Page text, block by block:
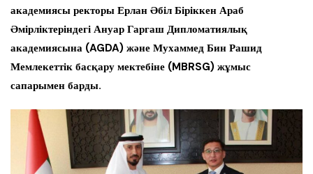
академиясы ректоры Ерлан Әбіл Біріккен Араб
Әмірліктеріндегі Ануар Гаргаш Дипломатиялық
академиясына (AGDA) және Мухаммед Бин Рашид
Мемлекеттік басқару мектебіне (MBRSG) жұмыс
сапарымен барды.